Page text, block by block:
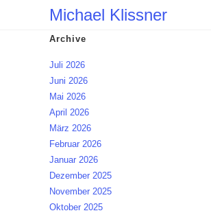
Michael Klissner
Archive
Juli 2026
Juni 2026
Mai 2026
April 2026
März 2026
Februar 2026
Januar 2026
Dezember 2025
November 2025
Oktober 2025